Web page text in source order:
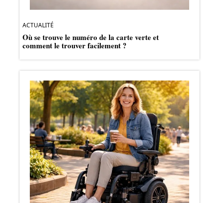
ACTUALITÉ
Où se trouve le numéro de la carte verte et
comment le trouver facilement ?